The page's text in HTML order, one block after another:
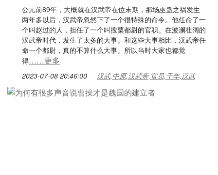
公元前89年，大概就在汉武帝在位末期，那场巫蛊之祸发生
两年多以后，汉武帝忽然下了一个很特殊的命令。他任命了一
个叫赵过的人，担任了一个叫搜粟都尉的官职。在波澜壮阔的
汉武帝时代，发生了太多的大事。和这些大事相比，汉武帝任
命一个都尉，真的不算什么大事。所以当时大家也都觉
得……更多
2023-07-08 20:46:00 汉武,中原,汉武帝,官员,千年,汉武